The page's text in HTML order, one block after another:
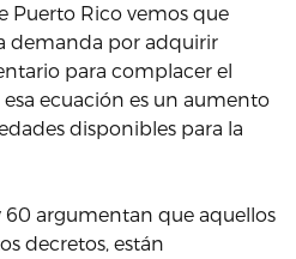
Puerto Rico vemos que
demanda por adquirir
para complacer el
esa ecuación es un aumento
disponibles para la
60 argumentan que aquellos
decretos, están